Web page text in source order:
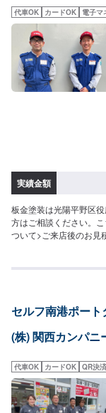
代車OK カードOK 電子マ
実績金額
板金塗装は光陽平野区
方はご相談ください。
ついて>ご来店後のお見
セルフ南港ポー
(株) 関西カンパニ
代車OK カードOK QR決